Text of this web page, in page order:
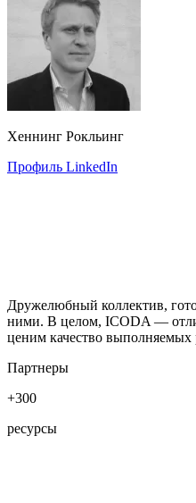
Хеннинг Рокльинг
Профиль LinkedIn
Дружелюбный коллектив,
ними. В целом, ICODA —
ценим качество выполняемых
Партнеры
+300
ресурсы